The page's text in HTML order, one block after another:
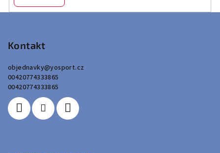
Kontakt
objednavky@yosport.cz
00420774333865
00420774333865